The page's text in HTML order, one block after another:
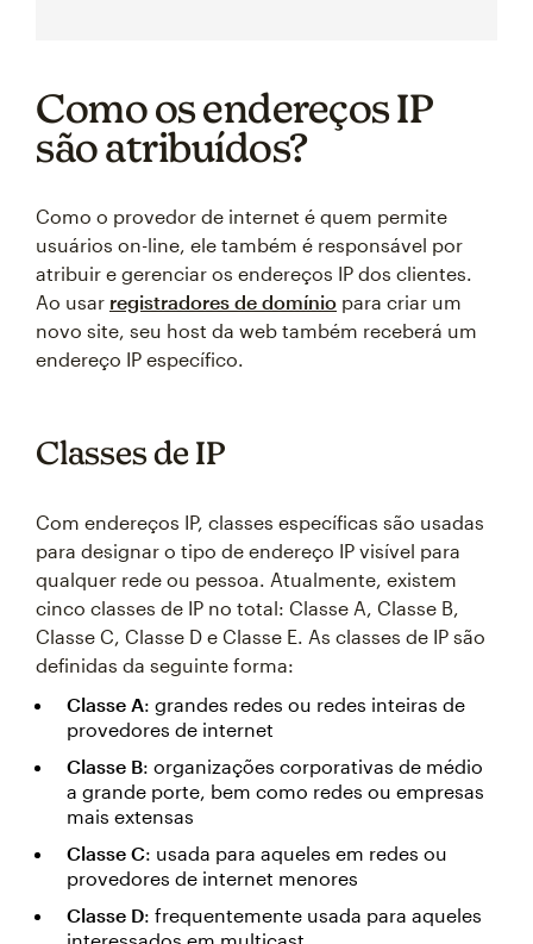
Como os endereços IP
são atribuídos?
Como o provedor de internet é quem permite
usuários on-line, ele também é responsável por
atribuir e gerenciar os endereços IP dos clientes.
Ao usar registradores de domínio para criar um
novo site, seu host da web também receberá um
endereço IP específico.
Classes de IP
Com endereços IP, classes específicas são usadas
para designar o tipo de endereço IP visível para
qualquer rede ou pessoa. Atualmente, existem
cinco classes de IP no total: Classe A, Classe B,
Classe C, Classe D e Classe E. As classes de IP são
definidas da seguinte forma:
Classe A: grandes redes ou redes inteiras de
provedores de internet
Classe B: organizações corporativas de médio
a grande porte, bem como redes ou empresas
mais extensas
Classe C: usada para aqueles em redes ou
provedores de internet menores
Classe D: frequentemente usada para aqueles